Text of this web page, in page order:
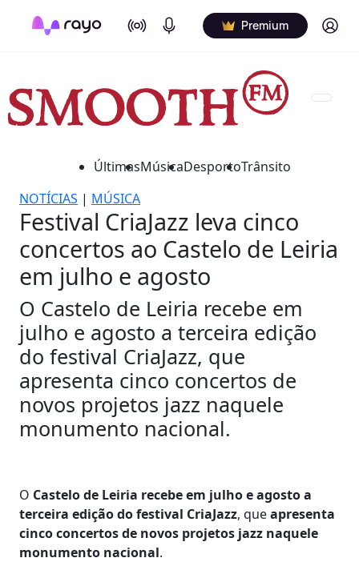
On Air Podcasts Premium Log in
ÚltimasMúsicaDesportoTrânsito
NOTÍCIAS | MÚSICA
Festival CriaJazz leva cinco
concertos ao Castelo de Leiria
em julho e agosto
O Castelo de Leiria recebe em
julho e agosto a terceira edição
do festival CriaJazz, que
apresenta cinco concertos de
novos projetos jazz naquele
monumento nacional.
O Castelo de Leiria recebe em julho e agosto a
terceira edição do festival CriaJazz, queapresenta
cinco concertos de novos projetos jazz naquele
monumento nacional.